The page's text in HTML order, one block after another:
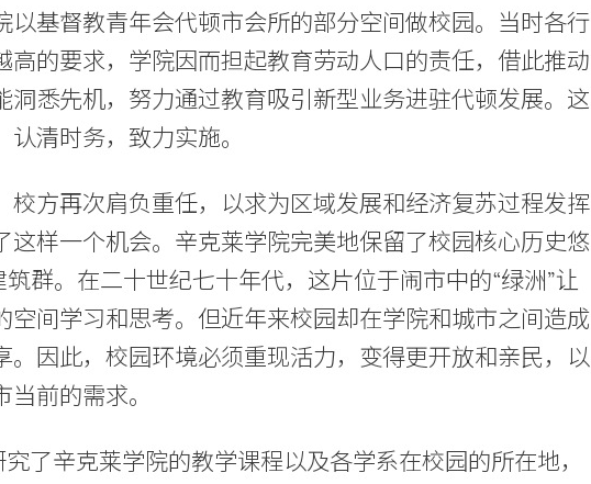
以基督教青年会代顿市会所的部分空间做校园。当时各行
高的要求，学院因而担起教育劳动人口的责任，借此推动
洞悉先机，努力通过教育吸引新型业务进驻代顿发展。这
清时务，致力实施。
校方再次肩负重任，以求为区域发展和经济复苏过程发挥
这样一个机会。辛克莱学院完美地保留了校园核心历史悠
群。在二十世纪七十年代，这片位于闹市中的“绿洲”让
空间学习和思考。但近年来校园却在学院和城市之间造成
。因此，校园环境必须重现活力，变得更开放和亲民，以
前的需求。
了辛克莱学院的教学课程以及各学系在校园的所在地，